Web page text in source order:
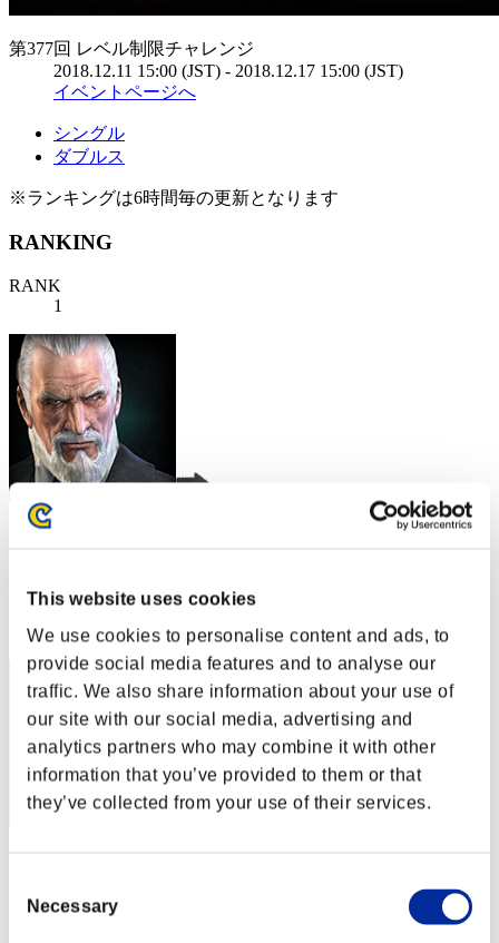
This website uses cookies
We use cookies to personalise content and ads, to
provide social media features and to analyse our
traffic. We also share information about your use of
our site with our social media, advertising and
analytics partners who may combine it with other
information that you’ve provided to them or that
they’ve collected from your use of their services.
Selection
Necessary
第377回 レベル制限チャレンジ
2018.12.11 15:00 (JST) - 2018.12.17 15:00 (JST)
イベントページへ
シングル
ダブルス
※ランキングは6時間毎の更新となります
RANKING
RANK
1
Rudis Deceiver with Pause
RANK
2
RANK